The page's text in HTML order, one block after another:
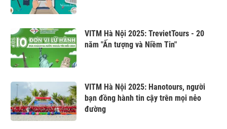
VITM Hà Nội 2025: TrevietTours - 20
năm "Ấn tượng và Niềm Tin"
VITM Hà Nội 2025: Hanotours, người
bạn đồng hành tin cậy trên mọi nẻo
đường